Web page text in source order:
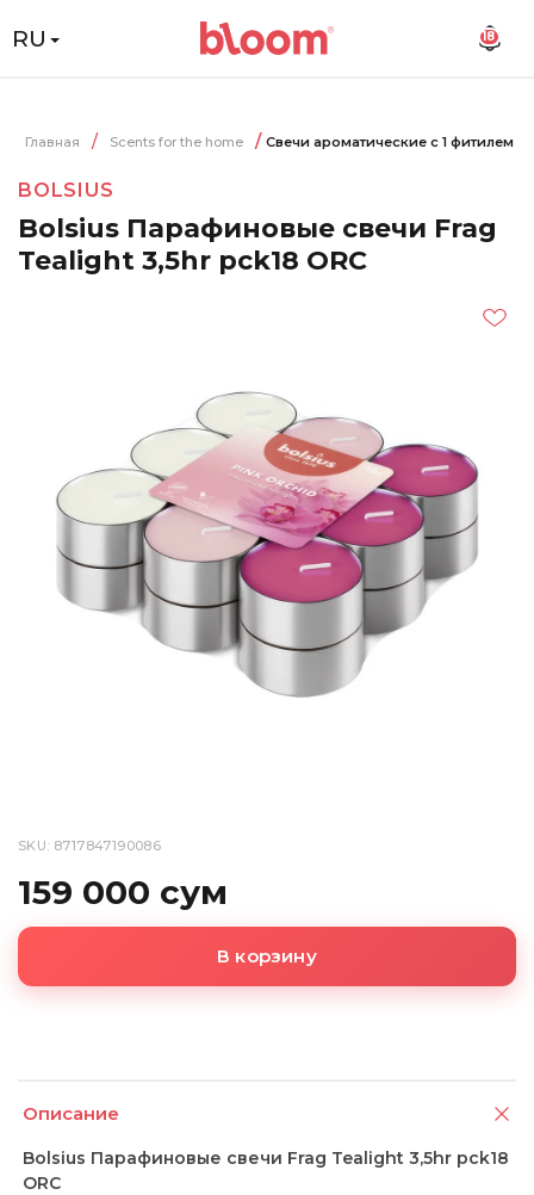
RU 18
Главная Scents for the home Свечи ароматические с 1 фитилем
BOLSIUS
Bolsius Парафиновые свечи Frag
Tealight 3,5hr pck18 ORC
SKU: 8717847190086
159 000 сум
В корзину
Описание
Bolsius Парафиновые свечи Frag Tealight 3,5hr pck18
ORC